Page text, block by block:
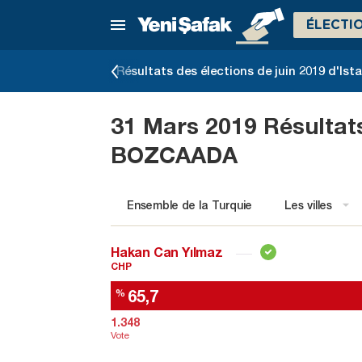
Résultats des élections de juin 2019
31 Mars 2019
BOZCAADA
Ensemble de la Turquie Les villes
Hakan Can Yılmaz
CHP
% 65,7
1.348
Vote